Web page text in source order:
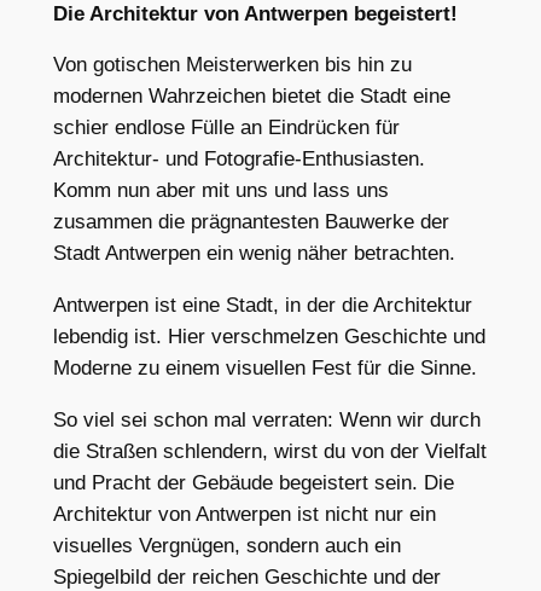
Die Architektur von Antwerpen begeistert!
Von gotischen Meisterwerken bis hin zu
modernen Wahrzeichen bietet die Stadt eine
schier endlose Fülle an Eindrücken für
Architektur- und Fotografie-Enthusiasten.
Komm nun aber mit uns und lass uns
zusammen die prägnantesten Bauwerke der
Stadt Antwerpen ein wenig näher betrachten.
Antwerpen ist eine Stadt, in der die Architektur
lebendig ist. Hier verschmelzen Geschichte und
Moderne zu einem visuellen Fest für die Sinne.
So viel sei schon mal verraten: Wenn wir durch
die Straßen schlendern, wirst du von der Vielfalt
und Pracht der Gebäude begeistert sein. Die
Architektur von Antwerpen ist nicht nur ein
visuelles Vergnügen, sondern auch ein
Spiegelbild der reichen Geschichte und der